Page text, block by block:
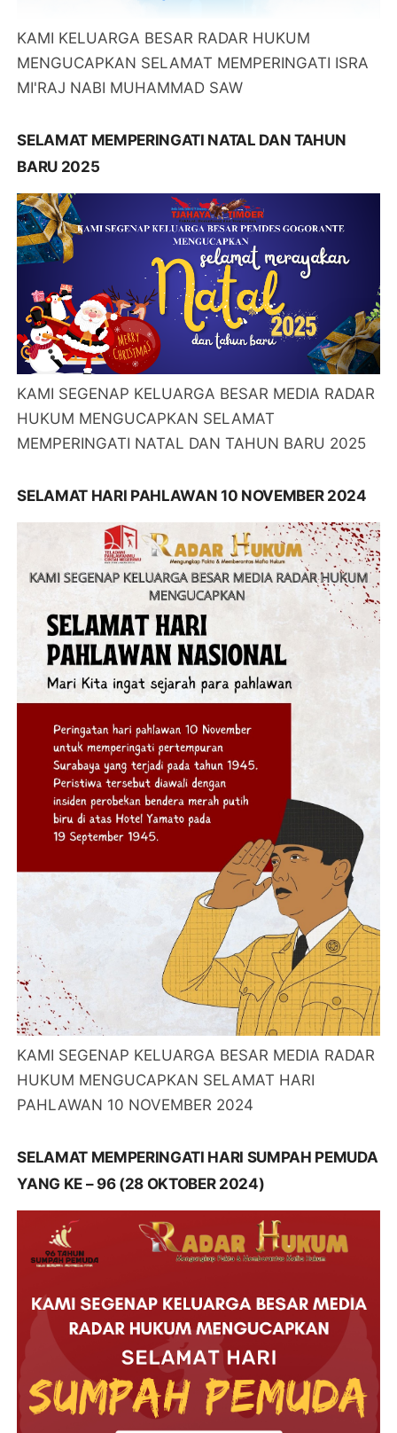
KAMI KELUARGA BESAR RADAR HUKUM
MENGUCAPKAN SELAMAT MEMPERINGATI ISRA
MI'RAJ NABI MUHAMMAD SAW
SELAMAT MEMPERINGATI NATAL DAN TAHUN
BARU 2025
KAMI SEGENAP KELUARGA BESAR MEDIA RADAR
HUKUM MENGUCAPKAN SELAMAT
MEMPERINGATI NATAL DAN TAHUN BARU 2025
SELAMAT HARI PAHLAWAN 10 NOVEMBER 2024
KAMI SEGENAP KELUARGA BESAR MEDIA RADAR
HUKUM MENGUCAPKAN SELAMAT HARI
PAHLAWAN 10 NOVEMBER 2024
SELAMAT MEMPERINGATI HARI SUMPAH PEMUDA
YANG KE – 96 (28 OKTOBER 2024)